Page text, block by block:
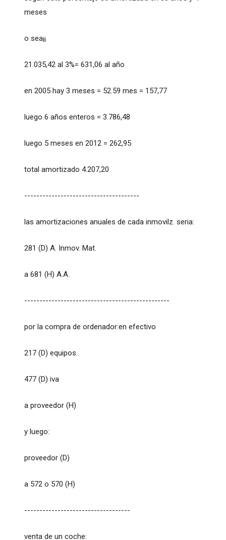
meses
o sea¡¡
21.035,42 al 3%= 631,06 al año
en 2005 hay 3 meses = 52.59 mes = 157,77
luego 6 años enteros = 3.786,48
luego 5 meses en 2012 = 262,95
total amortizado 4.207,20
--------------------------------------
las amortizaciones anuales de cada inmovilz. seria:
281 (D) A. Inmov. Mat.
a 681 (H) A.A.
------------------------------------------------
por la compra de ordenador:en efectivo
217 (D) equipos..
477 (D) iva
a proveedor (H)
y luego:
proveedor (D)
a 572 o 570 (H)
-----------------------------------
venta de un coche: